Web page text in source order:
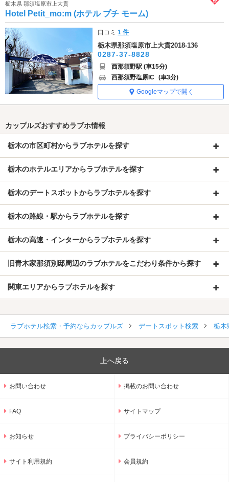
栃木県 那須塩原市上大貫
Hotel Petit_mo:m (ホテル プチ モーム)
口コミ1 件
栃木県那須塩原市上大貫2018-136
0287-37-8828
西那須野駅 (車15分)
西那須野塩原IC (車3分)
Googleマップで開く
カップルズおすすめラブホ情報
栃木の市区町村からラブホテルを探す
栃木のホテルエリアからラブホテルを探す
栃木のデートスポットからラブホテルを探す
栃木の路線・駅からラブホテルを探す
栃木の高速・インターからラブホテルを探す
旧青木家那須別邸周辺のラブホテルをこだわり条件から探す
関東エリアからラブホテルを探す
ラブホテル検索・予約ならカップルズ デートスポット検索 栃木
上へ戻る
お問い合わせ 掲載のお問い合わせ
FAQ サイトマップ
お知らせ プライバシーポリシー
サイト利用規約 会員規約